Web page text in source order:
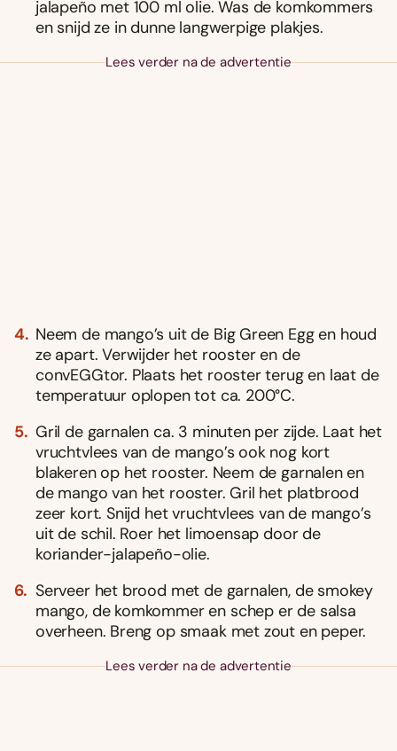
jalapeño met 100 ml olie. Was de komkommers
en snijd ze in dunne langwerpige plakjes.
Lees verder na de advertentie
Neem de mango’s uit de Big Green Egg en houd
ze apart. Verwijder het rooster en de
convEGGtor. Plaats het rooster terug en laat de
temperatuur oplopen tot ca. 200°C.
Gril de garnalen ca. 3 minuten per zijde. Laat het
vruchtvlees van de mango’s ook nog kort
blakeren op het rooster. Neem de garnalen en
de mango van het rooster. Gril het platbrood
zeer kort. Snijd het vruchtvlees van de mango’s
uit de schil. Roer het limoensap door de
koriander-jalapeño-olie.
Serveer het brood met de garnalen, de smokey
mango, de komkommer en schep er de salsa
overheen. Breng op smaak met zout en peper.
Lees verder na de advertentie